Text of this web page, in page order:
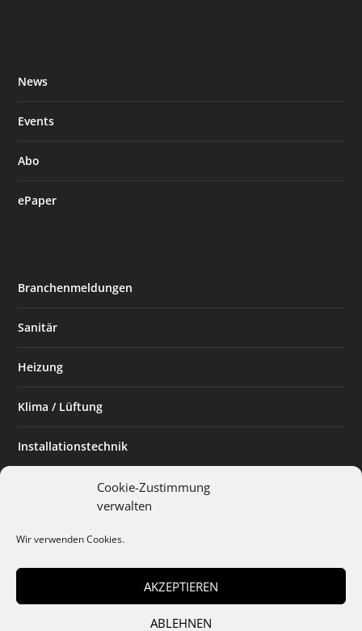
Cookie-Zustimmung
verwalten
Wir verwenden Cookies.
AKZEPTIEREN
ABLEHNEN
News
Events
Abo
ePaper
Branchenmeldungen
Sanitär
Heizung
Klima / Lüftung
Installationstechnik
Planen & Bauen
Installateur des Monats